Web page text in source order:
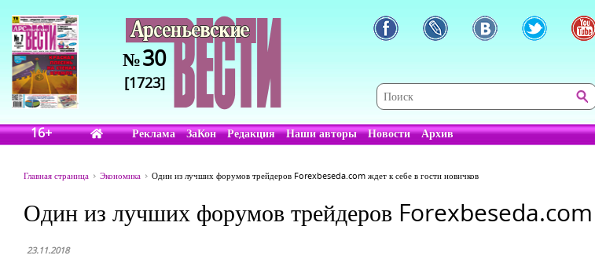
№30
[1723]
16+ Реклама ЗаКон Редакция Наши авторы Новости Архив
Главная страница Экономика Один из лучших форумов трейдеров Forexbeseda.com ждет к себе в гости новичков
Один из лучших форумов трейдеров Forexbeseda.com
23.11.2018